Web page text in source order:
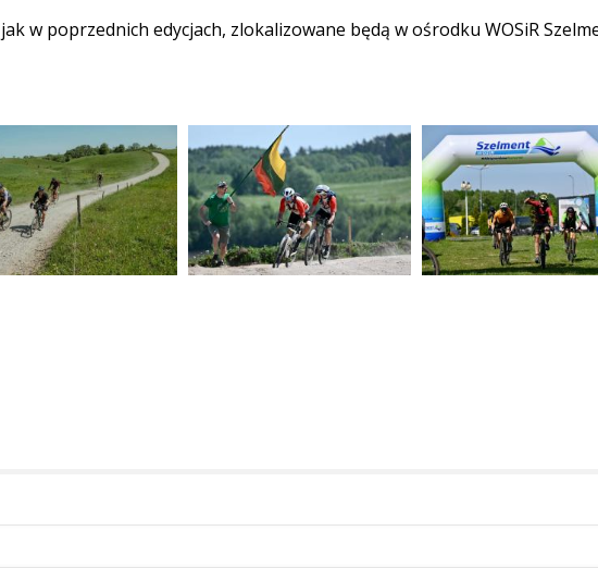
w poprzednich edycjach, zlokalizowane będą w ośrodku WOSiR